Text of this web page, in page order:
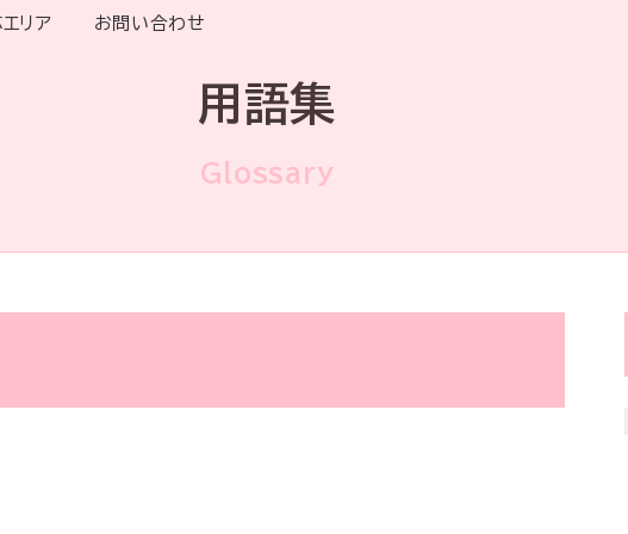
リア お問い合わせ
用語集
Glossary